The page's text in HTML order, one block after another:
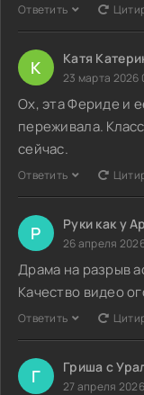
Ответить
К Катя
23 марта 2026
Ох, эта Фериде и
переживала.
сейчас.
Ответить
Р Руки как у
26 апреля
Драма на разрыв
Качество видео
Ответить
Г Гриша с
27 апреля